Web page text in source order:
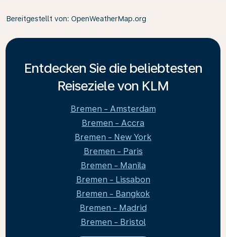
Bereitgestellt von: OpenWeatherMap.org
Entdecken Sie die beliebtesten
Reiseziele von KLM
Bremen - Amsterdam
Bremen - Accra
Bremen - New York
Bremen - Paris
Bremen - Manila
Bremen - Lissabon
Bremen - Bangkok
Bremen - Madrid
Bremen - Bristol